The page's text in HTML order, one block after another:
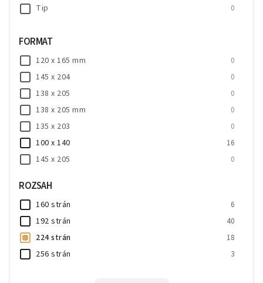
Tip 0
FORMAT
120 x 165 mm 0
145 x 204 0
138 x 205 0
138 x 205 mm 0
135 x 203 0
100 x 140 16
145 x 205 0
100 x 140 mm
ROZSAH
160 strán 6
192 strán 40
224 strán 18
256 strán 3